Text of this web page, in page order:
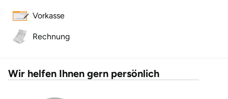
Vorkasse
Rechnung
Wir helfen Ihnen gern persönlich
Neumünster
Nidda
Nordwestmecklenburg